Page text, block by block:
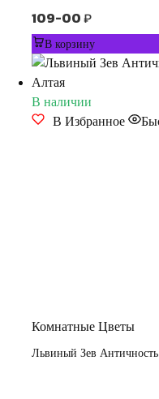
109-00₽
В корзину
В наличии
В Избранное
Комнатные Цветы
Львиный Зев